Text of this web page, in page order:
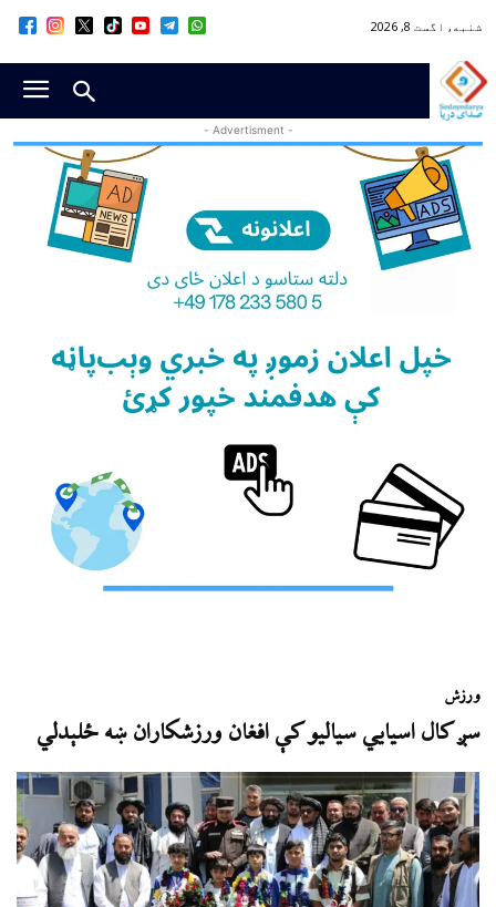
شنبه, اگست 8, 2026
- Advertisment -
ورزش
سږ کال اسيايي سياليو کې افغان ورزشکاران ښه ځلېدلي